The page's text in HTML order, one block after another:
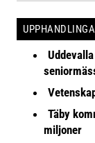
Täby
miljoner